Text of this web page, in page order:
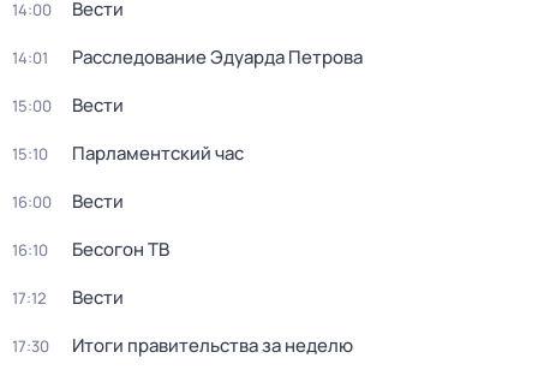
14:00 Вести
14:01 Расследование Эдуарда Петрова
15:00 Вести
15:10 Парламентский час
16:00 Вести
16:10 Бесогон ТВ
17:12 Вести
17:30 Итоги правительства за неделю